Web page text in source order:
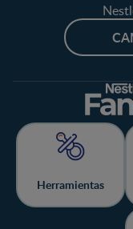
Herramientas